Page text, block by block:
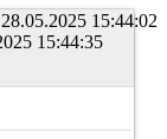
15:44:02
15:44:35